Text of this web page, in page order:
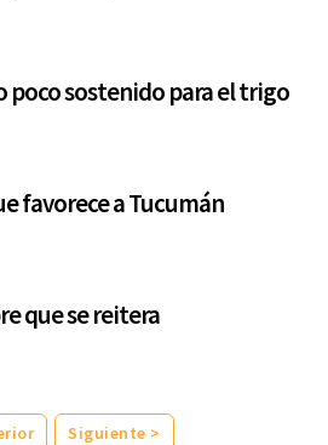
poco sostenido para el trigo
favorece a Tucumán
que se reitera
Siguiente >